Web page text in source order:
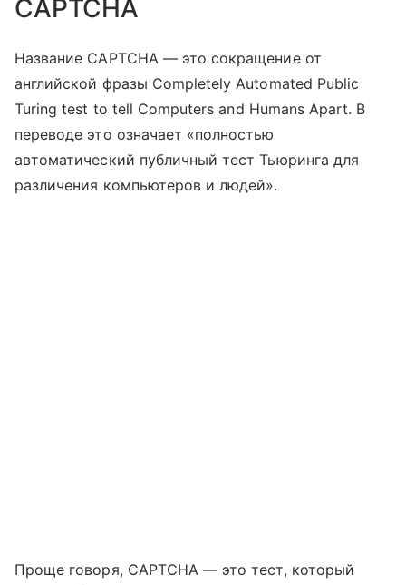
CAPTCHA
Название CAPTCHA — это сокращение от
английской фразы Completely Automated Public
Turing test to tell Computers and Humans Apart. В
переводе это означает «полностью
автоматический публичный тест Тьюринга для
различения компьютеров и людей».
Проще говоря, CAPTCHA — это тест, который